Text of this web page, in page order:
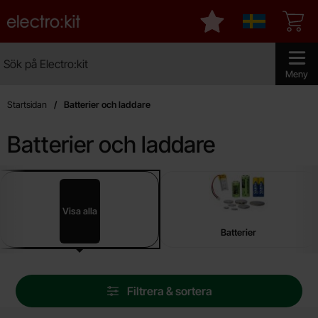
Meny
Startsidan för Electro:kit
Sverige
Mina favoriter
Startsidan Batterier och laddare
Batterier och laddare
Hoppa
Underkategorier
Visa alla
Batterier och laddare
Batterier
Hoppa
över
filtersektionen
Filtrera & sortera